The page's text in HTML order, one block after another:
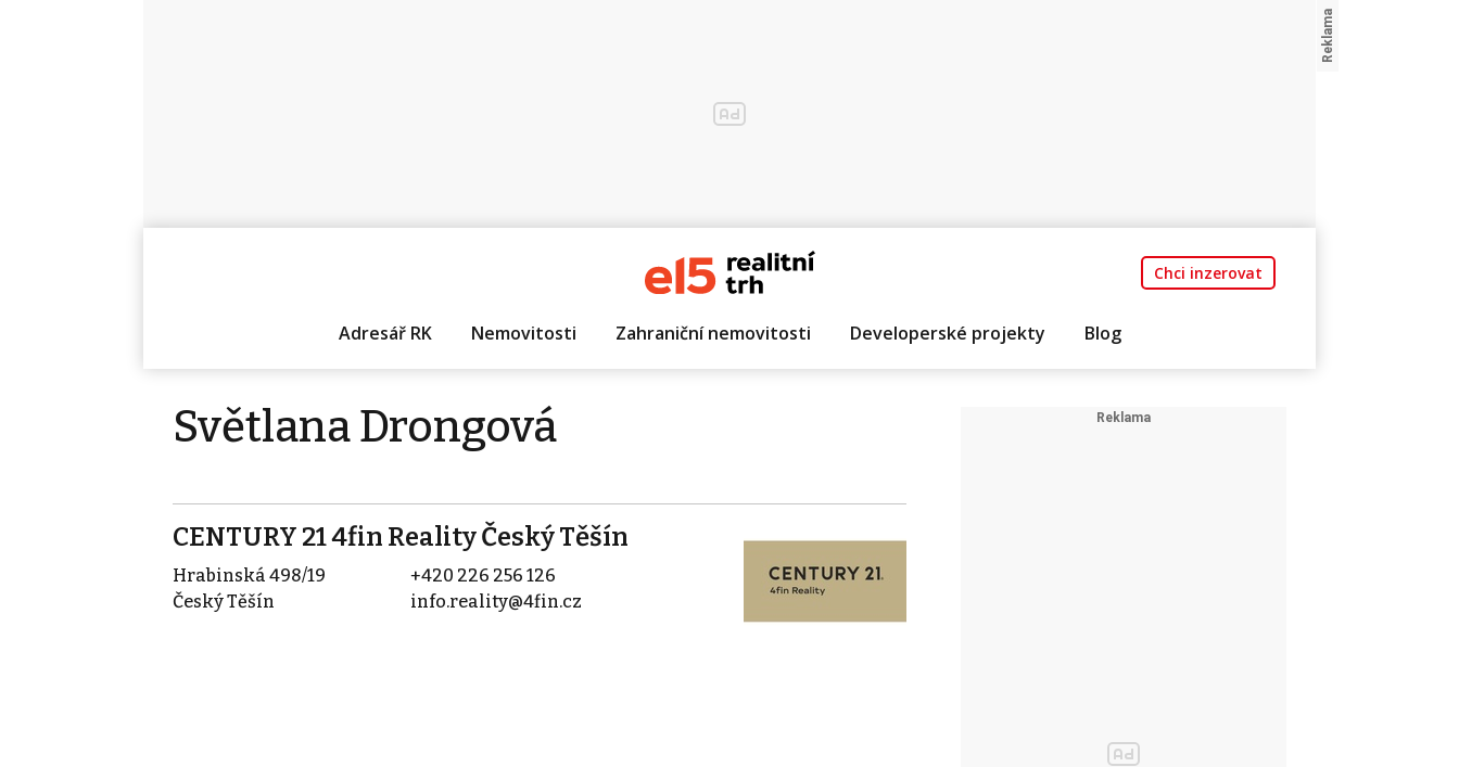
Chci inzerovat
Adresář RK Nemovitosti Zahraniční nemovitosti Developerské projekty Blog
Světlana Drongová
CENTURY 21 4fin Reality Český Těšín
Hrabinská 498/19
Český Těšín
+420 226 256 126
info.reality@4fin.cz